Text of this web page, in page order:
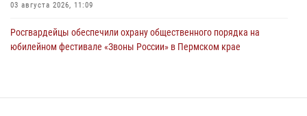
03 августа 2026, 11:09
Росгвардейцы обеспечили охрану общественного порядка на
юбилейном фестивале «Звоны России» в Пермском крае